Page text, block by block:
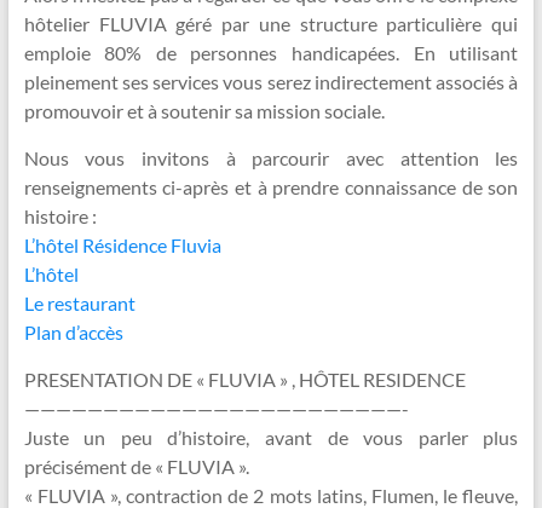
hôtelier FLUVIA géré par une structure particulière qui
emploie 80% de personnes handicapées. En utilisant
pleinement ses services vous serez indirectement associés à
promouvoir et à soutenir sa mission sociale.
Nous vous invitons à parcourir avec attention les
renseignements ci-après et à prendre connaissance de son
histoire :
L’hôtel Résidence Fluvia
L’hôtel
Le restaurant
Plan d’accès
PRESENTATION DE « FLUVIA » , HÔTEL RESIDENCE
————————————————————————-
Juste un peu d’histoire, avant de vous parler plus
précisément de « FLUVIA ».
« FLUVIA », contraction de 2 mots latins, Flumen, le fleuve,